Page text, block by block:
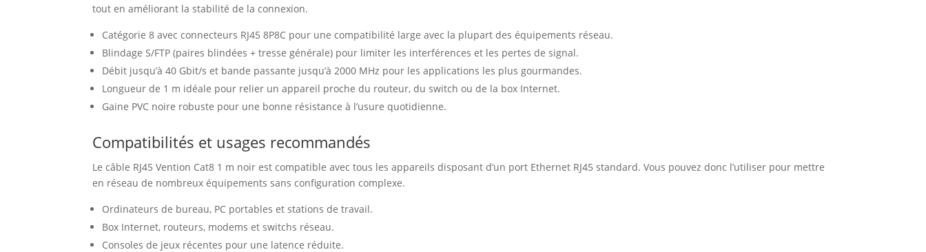
tout en améliorant la stabilité de la connexion.
Catégorie 8 avec connecteurs RJ45 8P8C pour une compatibilité large avec la plupart des équipements réseau.
Blindage S/FTP (paires blindées + tresse générale) pour limiter les interférences et les pertes de signal.
Débit jusqu’à 40 Gbit/s et bande passante jusqu’à 2000 MHz pour les applications les plus gourmandes.
Longueur de 1 m idéale pour relier un appareil proche du routeur, du switch ou de la box Internet.
Gaine PVC noire robuste pour une bonne résistance à l’usure quotidienne.
Compatibilités et usages recommandés
Le câble RJ45 Vention Cat8 1 m noir est compatible avec tous les appareils disposant d’un port Ethernet RJ45 standard. Vous pouvez donc l’utiliser pour mettre
en réseau de nombreux équipements sans configuration complexe.
Ordinateurs de bureau, PC portables et stations de travail.
Box Internet, routeurs, modems et switchs réseau.
Consoles de jeux récentes pour une latence réduite.